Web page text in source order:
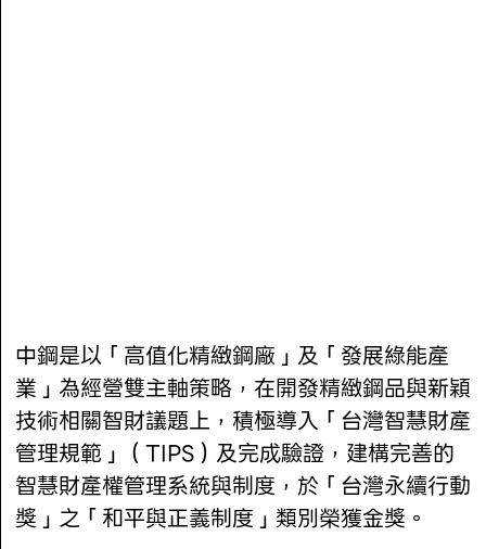
中鋼是以「高值化精緻鋼廠」及「發展綠能產
業」為經營雙主軸策略，在開發精緻鋼品與新穎
技術相關智財議題上，積極導入「台灣智慧財產
管理規範」（TIPS）及完成驗證，建構完善的
智慧財產權管理系統與制度，於「台灣永續行動
獎」之「和平與正義制度」類別榮獲金獎。